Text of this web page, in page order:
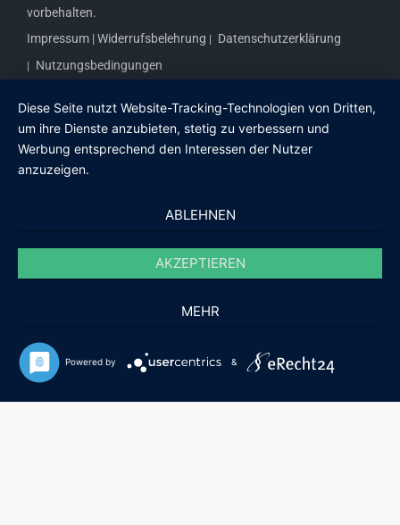
vorbehalten.
Impressum |Widerrufsbelehrung
Datenschutzerklärung
Nutzungsbedingungen
Diese Seite nutzt Website-Tracking-Technologien von Dritten,
um ihre Dienste anzubieten, stetig zu verbessern und
Werbung entsprechend den Interessen der Nutzer
anzuzeigen.
ABLEHNEN
AKZEPTIEREN
MEHR
Powered by &